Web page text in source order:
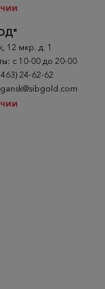
12 мкр. д. 1
с 10-00 до 20-00
24-62-62